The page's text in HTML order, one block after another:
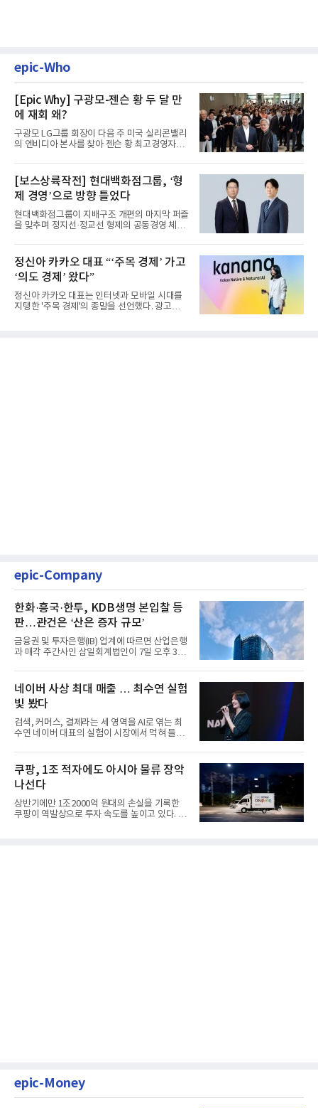
epic-Who
[Epic Why] 구광모-젠슨 황 두 달 만
에 재회 왜?
구광모 LG그룹 회장이 다음 주 미국 실리콘밸리
의 엔비디아 본사를 찾아 젠슨 황 최고경영자
[보스상륙작전] 현대백화점그룹, ‘형
제 경영’으로 방향 틀었다
현대백화점그룹이 지배구조 개편의 마지막 퍼즐
을 맞추며 정지선·정교선 형제의 공동경영 체제
정신아 카카오 대표 “‘주목 경제’ 가고
‘의도 경제’ 왔다”
정신아 카카오 대표는 인터넷과 모바일 시대를
지탱한 '주목 경제'의 종말을 선언했다. 광고를
epic-Company
한화·흥국·한투, KDB생명 본입찰 등
판…관건은 ‘산은 증자 규모’
금융권 및 투자은행(IB) 업계에 따르면 산업은행
과 매각 주간사인 삼일회계법인이 7일 오후 3시
네이버 사상 최대 매출 … 최수연 실험
빛 봤다
검색, 커머스, 결제라는 세 영역을 AI로 엮는 최
수연 네이버 대표의 실험이 시장에서 먹혀 들어
쿠팡, 1조 적자에도 아시아 물류 장악
나선다
상반기에만 1조2000억 원대의 손실을 기록한
쿠팡이 역발상으로 투자 속도를 높이고 있다. 이
epic-Money